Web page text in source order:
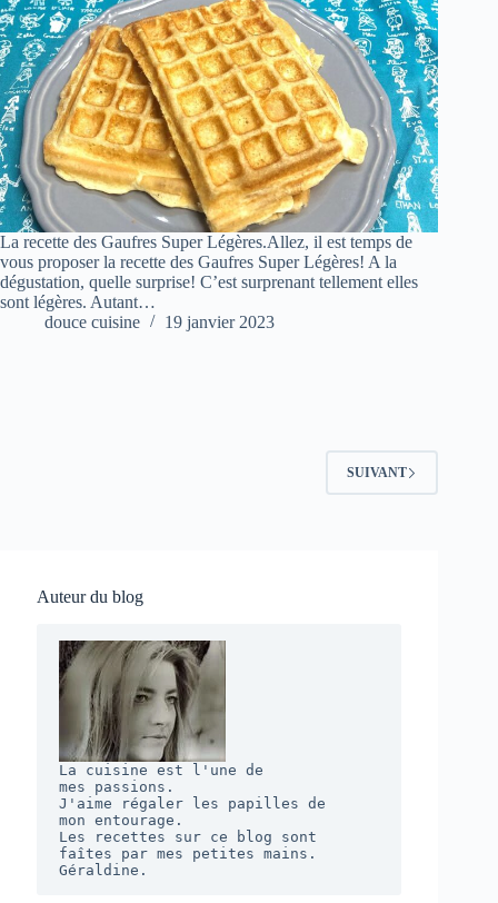
La recette des Gaufres Super Légères.Allez, il est temps de
vous proposer la recette des Gaufres Super Légères! A la
dégustation, quelle surprise! C’est surprenant tellement elles
sont légères. Autant…
douce cuisine
19 janvier 2023
SUIVANT
Auteur du blog
La cuisine est l'une de
mes passions.
J'aime régaler les papilles de
mon entourage.
Les recettes sur ce blog sont
faîtes par mes petites mains.
Géraldine.